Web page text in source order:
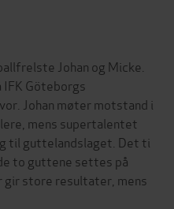
Johan og Micke.
Göteborgs
Johan møter motstand i
mens supertalentet
til guttelandslaget. Det ti
to guttene settes på
gir store resultater, mens